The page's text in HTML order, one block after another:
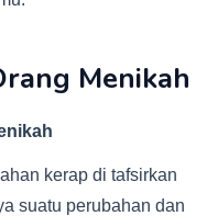
Menikah
kerap di tafsirkan
suatu perubahan dan